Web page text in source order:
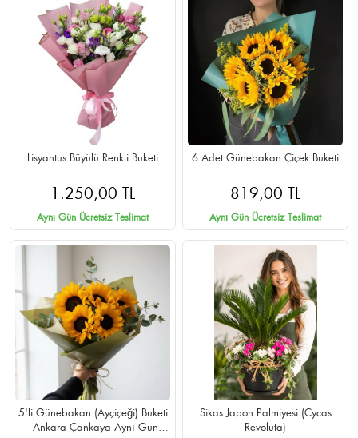
Lisyantus Büyülü Renkli Buketi
1.250,00 TL
Aynı Gün Ücretsiz Teslimat
6 Adet Günebakan Çiçek Buketi
819,00 TL
Aynı Gün Ücretsiz Teslimat
5'li Günebakan (Ayçiçeği) Buketi
- Ankara Çankaya Aynı Gün
Sikas Japon Palmiyesi (Cycas
Revoluta)